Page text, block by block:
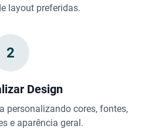
layout preferidas.
2
Design
personalizando cores, fontes,
e aparência geral.